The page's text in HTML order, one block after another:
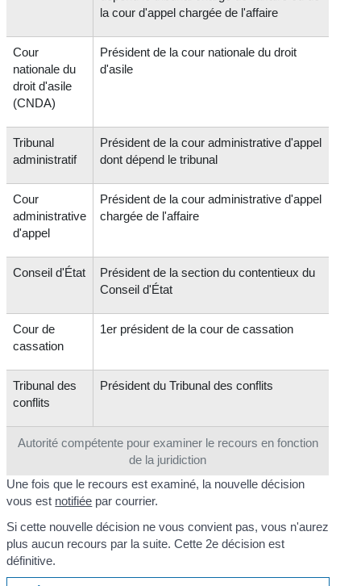
Autorité compétente pour examiner le recours en fonction
de la juridiction
la cour d'appel chargée de l'affaire
Cour
nationale du
droit d'asile
(CNDA)
Président de la cour nationale du droit
d'asile
Tribunal
administratif
Président de la cour administrative d'appel
dont dépend le tribunal
Cour
administrative
d'appel
Président de la cour administrative d'appel
chargée de l'affaire
Conseil d'État
Président de la section du contentieux du
Conseil d'État
Cour de
cassation
1er président de la cour de cassation
Tribunal des
conflits
Président du Tribunal des conflits
Une fois que le recours est examiné, la nouvelle décision
vous est notifiée par courrier.
Si cette nouvelle décision ne vous convient pas, vous n'aurez
plus aucun recours par la suite. Cette 2e décision est
définitive.